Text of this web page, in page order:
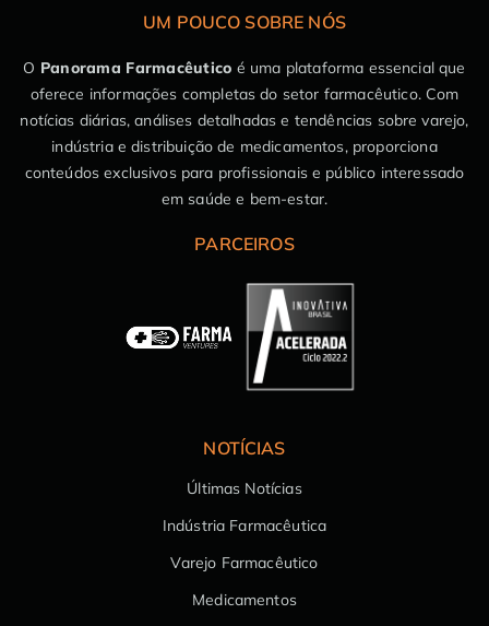
UM POUCO SOBRE NÓS
O Panorama Farmacêutico é uma plataforma essencial que
oferece informações completas do setor farmacêutico. Com
notícias diárias, análises detalhadas e tendências sobre varejo,
indústria e distribuição de medicamentos, proporciona
conteúdos exclusivos para profissionais e público interessado
em saúde e bem-estar.
PARCEIROS
NOTÍCIAS
Últimas Notícias
Indústria Farmacêutica
Varejo Farmacêutico
Medicamentos